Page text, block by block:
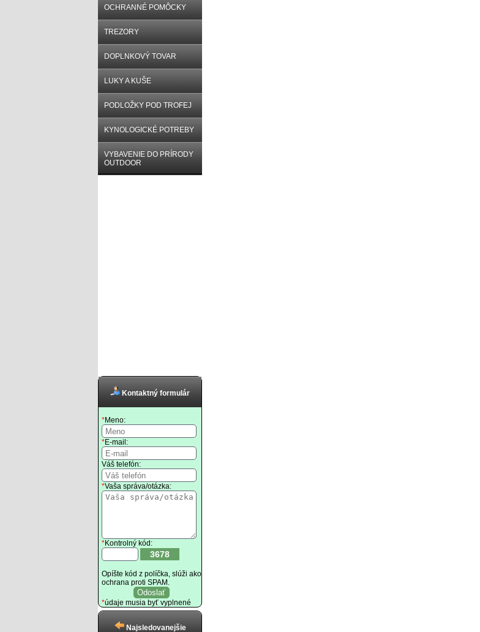
OCHRANNÉ POMÔCKY
TREZORY
DOPLNKOVÝ TOVAR
LUKY A KUŠE
PODLOŽKY POD TROFEJ
KYNOLOGICKÉ POTREBY
VYBAVENIE DO PRÍRODY
OUTDOOR
Kontaktný formulár
*Meno:
*E-mail:
Váš telefón:
*Vaša správa/otázka:
*Kontrolný kód:
3678
Opíšte kód z políčka, slúži ako
ochrana proti SPAM.
*údaje musia byť vyplnené
Najsledovanejšie